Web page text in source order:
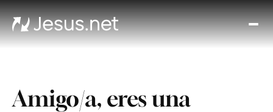
Amigo/a, eres una